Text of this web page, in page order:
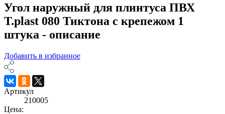
Угол наружный для плинтуса ПВХ
T.plast 080 Тиктона с крепежом 1
штука - описание
Добавить в избранное
Артикул
210005
Цена: